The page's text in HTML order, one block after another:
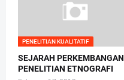
PENELITIAN KUALITATIF
SEJARAH PERKEMBANGAN
PENELITIAN ETNOGRAFI